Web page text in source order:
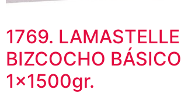
1769. LAMASTELLE
BIZCOCHO BÁSICO
1x1500gr.